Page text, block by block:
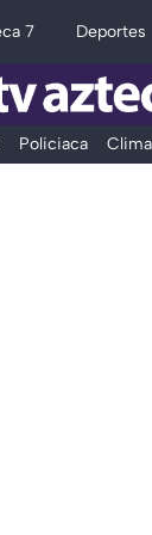
7 Deportes
Policiaca Clima